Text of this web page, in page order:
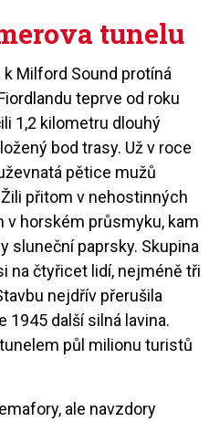
tunelu
Milford Sound protíná
teprve od roku
1,2 kilometru dlouhý
bod trasy. Už v roce
pětice mužů
přitom v nehostinných
v horském průsmyku, kam
sluneční paprsky. Skupina
na čtyřicet lidí, nejméně tři
nejdřív přerušila
1945 další silná lavina.
půl milionu turistů
ale navzdory